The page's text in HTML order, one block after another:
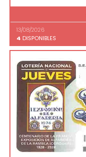
13/08/2026
4 DISPONIBLES